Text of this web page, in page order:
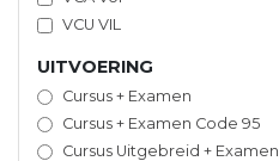
VCU VIL
UITVOERING
Cursus + Examen
Cursus + Examen Code 95
Cursus Uitgebreid + Examen